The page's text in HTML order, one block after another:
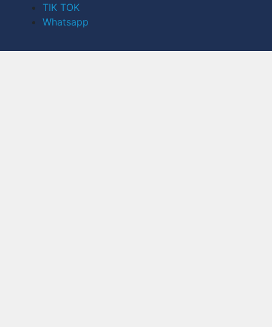
TIK TOK
Whatsapp